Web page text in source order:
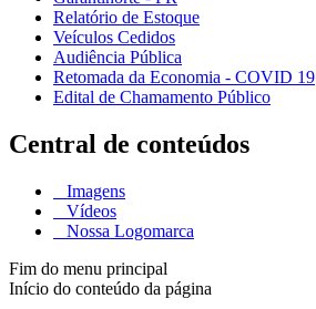
Relatório de Estoque
Veículos Cedidos
Audiência Pública
Retomada da Economia - COVID 19
Edital de Chamamento Público
Central de conteúdos
Imagens
Vídeos
Nossa Logomarca
Fim do menu principal
Início do conteúdo da página